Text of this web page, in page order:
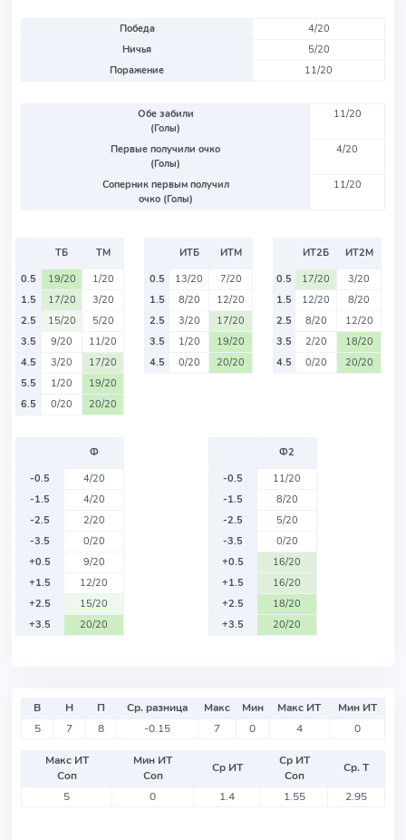
Победа
4/20
Ничья
5/20
Поражение
11/20
Обе забили
(Голы)
11/20
Первые получили очко
(Голы)
4/20
Соперник первым получил
очко (Голы)
11/20
ТБ
ТМ
0.5
19/20
1/20
1.5
17/20
3/20
2.5
15/20
5/20
3.5
9/20
11/20
4.5
3/20
17/20
5.5
1/20
19/20
6.5
0/20 20/20
ИТБ
ИТМ
0.5
13/20
7/20
1.5
8/20
12/20
2.5
3/20
17/20
3.5
1/20
19/20
4.5
0/20 20/20
ИТ2Б
ИТ2М
0.5
17/20
3/20
1.5
12/20
8/20
2.5
8/20
12/20
3.5
2/20
18/20
4.5
0/20 20/20
Ф
-0.5
4/20
-1.5
4/20
-2.5
2/20
-3.5
0/20
+0.5
9/20
+1.5
12/20
+2.5
15/20
+3.5
20/20
Ф2
-0.5
11/20
-1.5
8/20
-2.5
5/20
-3.5
0/20
+0.5
16/20
+1.5
16/20
+2.5
18/20
+3.5
20/20
В Н П Ср. разница Макс Мин Макс ИТ
Мин ИТ
5
7 8 -0.15 7 0 4 0
Макс ИТ
Соп
Мин ИТ
Соп
Ср ИТ
Ср ИТ
Соп
Ср. Т
5
0 1.4 1.55 2.95